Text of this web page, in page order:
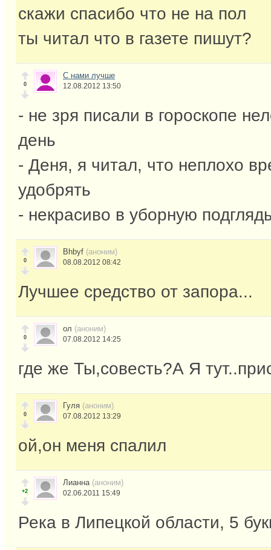
скажи спасибо что не на пол
ты читал что в газете пишут?
0
С нами лучше
12.08.2012 13:50
- не зря писали в гороскопе
день
- Деня, я читал, что неплохо
удобрять
- некрасиво в уборную
0
Bhbyf (аноним)
08.08.2012 08:42
Лучшее средство от запора...
0
ол (аноним)
07.08.2012 14:25
где же Ты,совесть?А Я
0
Гуля (аноним)
07.08.2012 13:29
ой,он меня спалил
+2
Лианна (аноним)
02.06.2011 15:49
Река в Липецкой области, 5